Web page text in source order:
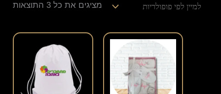
מציגים את כל ⁦3⁩ התוצאות